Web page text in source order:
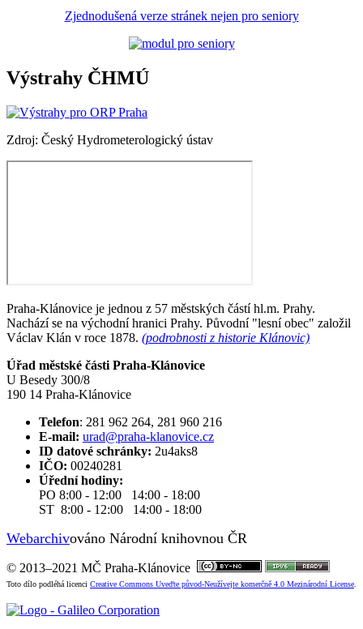
Zjednodušená verze stránek nejen pro seniory
Výstrahy ČHMÚ
Zdroj: Český Hydrometerologický ústav
Praha-Klánovice je jednou z 57 městských částí hl.m. Prahy.
Nachází se na východní hranici Prahy. Původní "lesní obec" založil
Václav Klán v roce 1878. (podrobnosti z historie Klánovic)
Úřad městské části Praha-Klánovice
U Besedy 300/8
190 14 Praha-Klánovice
Telefon: 281 962 264, 281 960 216
E-mail: urad@praha-klanovice.cz
ID datové schránky: 2u4aks8
IČO: 00240281
Úřední hodiny:
PO 8:00 - 12:00 14:00 - 18:00
ST 8:00 - 12:00 14:00 - 18:00
Webarchivováno Národní knihovnou ČR
© 2013–2021 MČ Praha-Klánovice
Toto dílo podléhá licenci Creative Commons Uveďte původ-Neužívejte komerčně 4.0 Mezinárodní License